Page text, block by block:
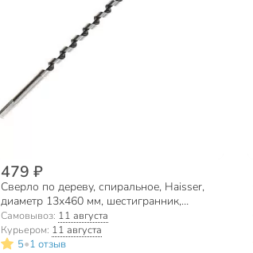
479 ₽
Сверло по дереву, спиральное, Haisser,
диаметр 13х460 мм, шестигранник,
HS103409
Самовывоз: 11 августа
Курьером: 11 августа
5•1 отзыв